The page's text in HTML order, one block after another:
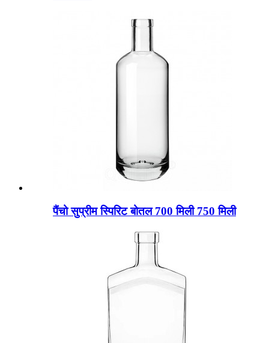
पैंचो सुप्रीम स्पिरिट बोतल 700 मिली 750 मिली